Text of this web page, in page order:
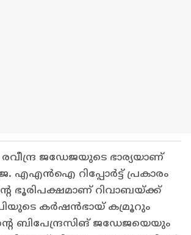
രവീന്ദ്ര ജഡേജയുടെ ഭാര്യയാണ്
എഎന്‍ഐ റിപ്പോര്‍ട്ട് പ്രകാരം
ഭൂരിപക്ഷമാണ് റിവാബയ്ക്ക്
കർഷൻഭായ് കമ്രൂറും
ബിപേന്ദ്രസിങ് ജഡേജയെയും